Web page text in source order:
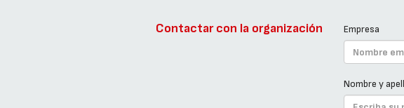
Contactar con la organización Empresa
Nombre y